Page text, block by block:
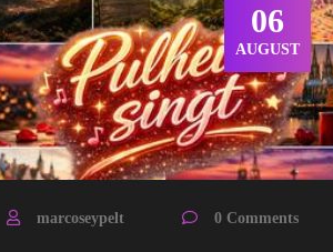
06
AUGUST
marcoseypelt 0 Comments